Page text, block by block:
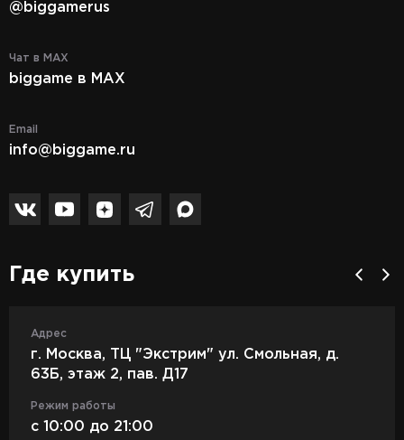
@biggamerus
Чат в MAX
biggame в MAX
Email
info@biggame.ru
Где купить
Адрес
г. Москва, ТЦ "Экстрим" ул. Смольная, д.
63Б, этаж 2, пав. Д17
Режим работы
c 10:00 до 21:00